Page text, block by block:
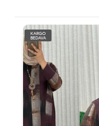
KARGO
BEDAVA